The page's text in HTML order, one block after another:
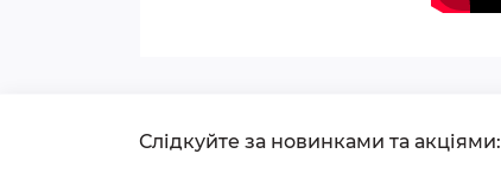
Слідкуйте за новинками та акціями: